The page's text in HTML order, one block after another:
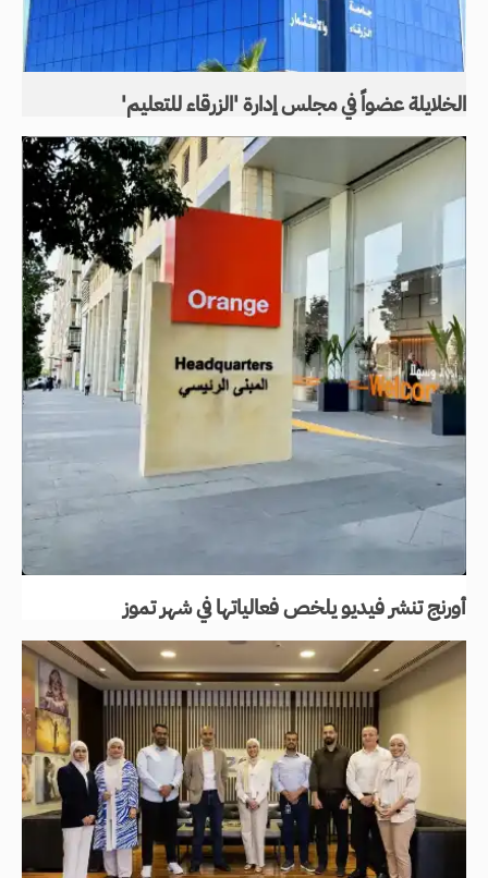
الخلايلة عضواً في مجلس إدارة 'الزرقاء للتعليم'
أورنج تنشر فيديو يلخص فعالياتها في شهر تموز